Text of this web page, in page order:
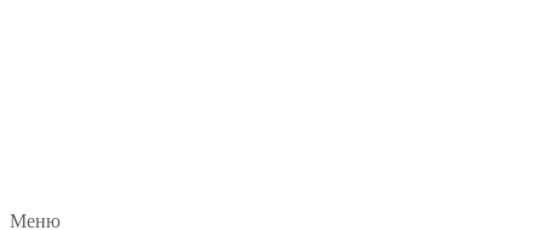
автономная некоммерческая организация
Меню